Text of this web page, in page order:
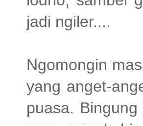
jadi ngiler....
Ngomongin
yang anget-
puasa.